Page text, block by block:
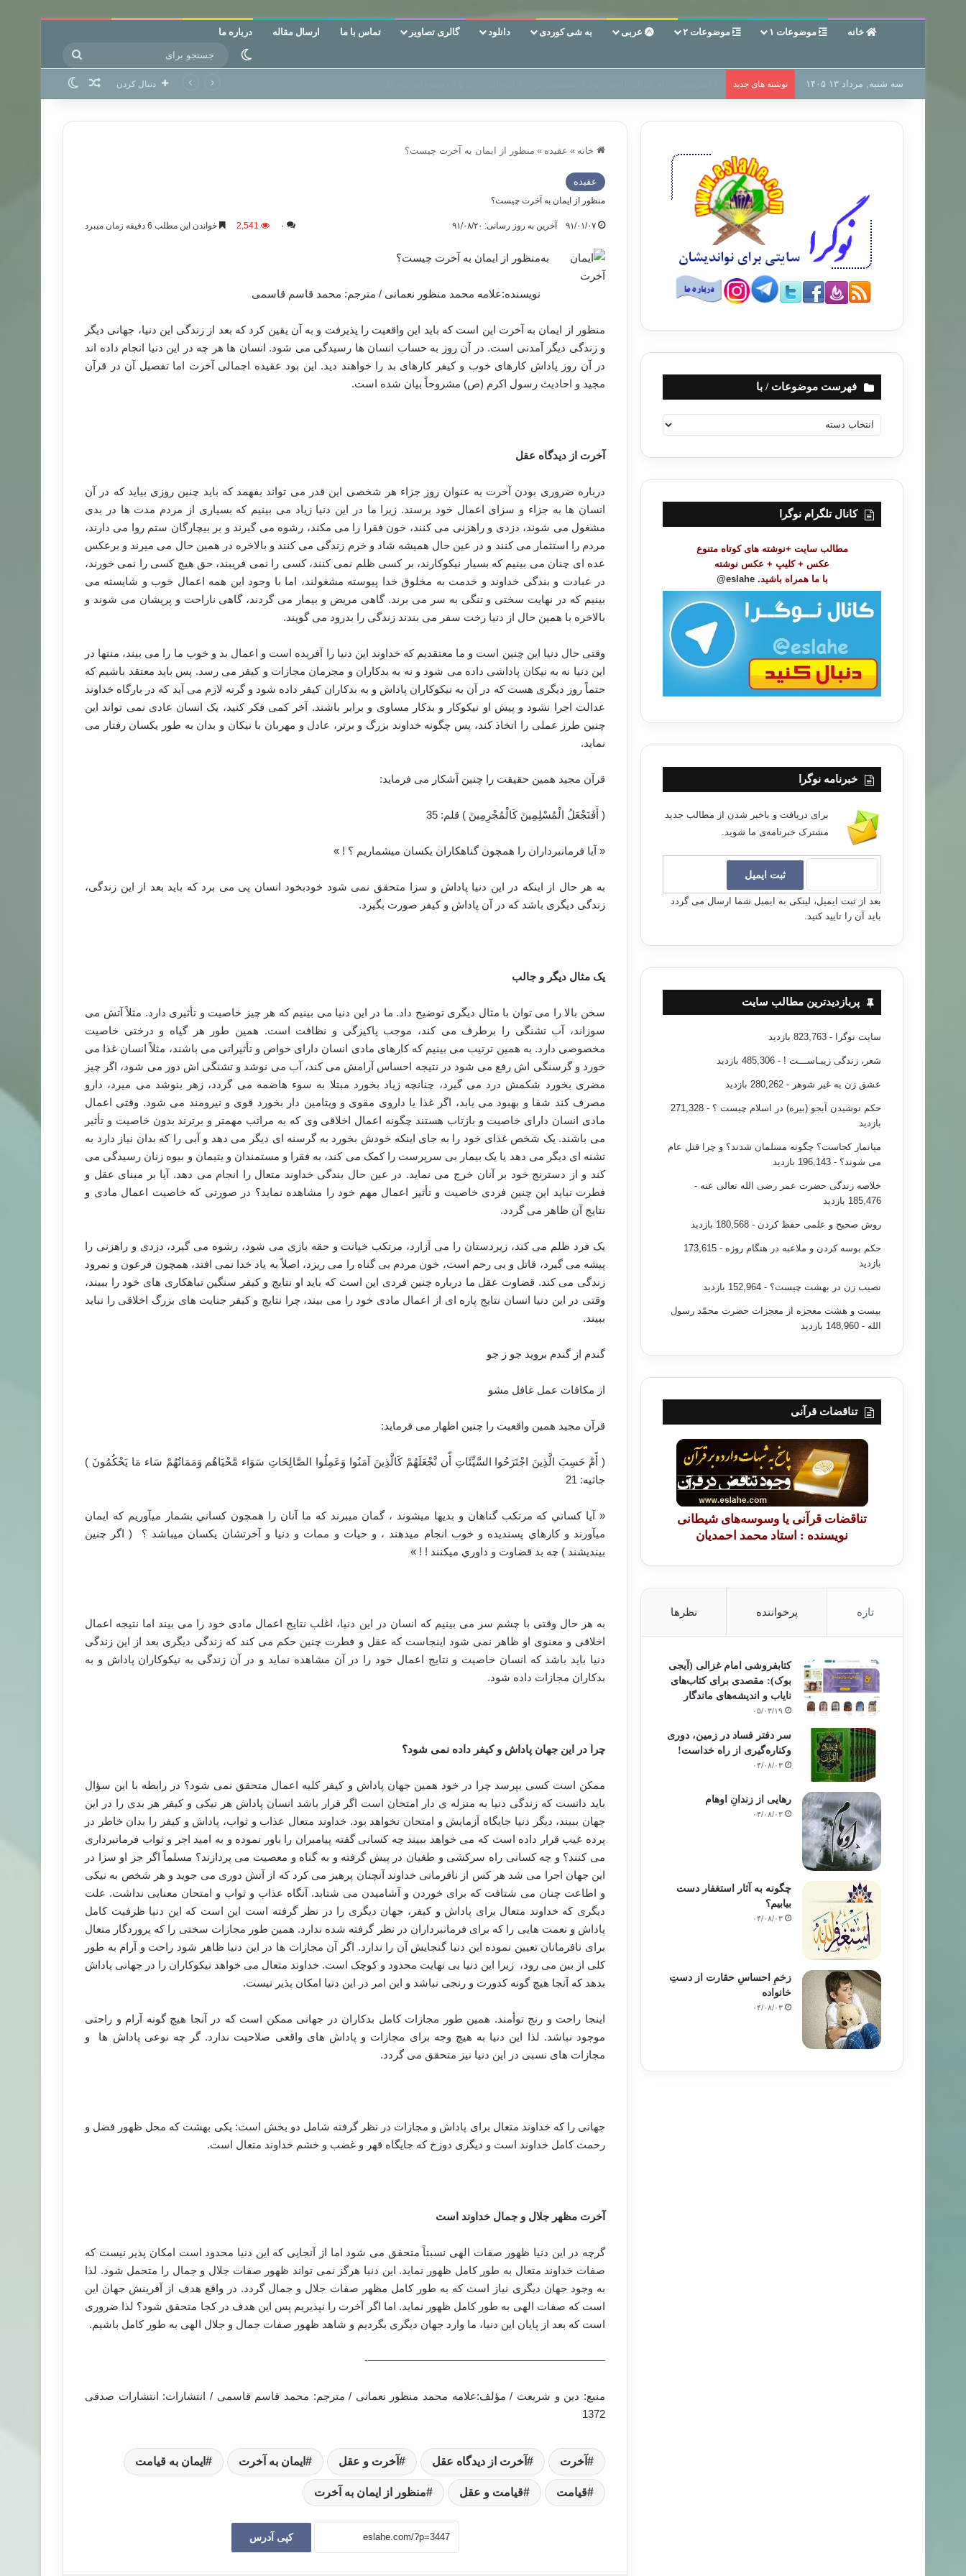
خانه موضوعات ۱ موضوعات ۲ عربی به شی کوردی دانلود گالری تصاویر تماس با ما ارسال مقاله درباره ما
تغییر پوسته
برای سه شنبه, مرداد ۱۳ ۱۴۰۵ نوشته های جدید دنبال کردن نوشته تصادفی
خانه » عقیده » منظور از ایمان به آخرت چیست؟
عقیده
منظور از ایمان به آخرت چیست؟
۹۱/۰۱/۰۷ آخرین به روز رسانی: ۹۱/۰۸/۲۰ ۰ 2,541 خواندن این مطلب 6 دقیقه زمان میبرد
منظور از ایمان به آخرت چیست؟
نویسنده:علامه محمد منظور نعمانی / مترجم: محمد قاسم قاسمی
منظور از ایمان به آخرت این است که باید این واقعیت را پذیرفت و به آن یقین کرد که بعد از زندگی این دنیا، جهانی دیگر
و زندگی دیگر آمدنی است. در آن روز به حساب انسان ها رسیدگی می شود. انسان ها هر چه در این دنیا انجام داده اند
در آن روز پاداش کارهای خوب و کیفر کارهای بد را خواهند دید. این بود عقیده اجمالی آخرت اما تفصیل آن در قرآن
مجید و احادیث رسول اکرم (ص) مشروحاً بیان شده است.
آخرت از دیدگاه عقل
درباره ضروری بودن آخرت به عنوان روز جزاء هر شخصی این قدر می تواند بفهمد که باید چنین روزی بیاید که در آن
انسان ها به جزاء و سزای اعمال خود برسند. زیرا ما در این دنیا زیاد می بینیم که بسیاری از مردم مدت ها در بدی
مشغول می شوند، دزدی و راهزنی می کنند، خون فقرا را می مکند، رشوه می گیرند و بر بیچارگان ستم روا می دارند،
مردم را استثمار می کنند و در عین حال همیشه شاد و خرم زندگی می کنند و بالاخره در همین حال می میرند و برعکس
عده ای چنان می بینیم که بسیار نیکوکارند، بر کسی ظلم نمی کنند، کسی را نمی فریبند، حق هیچ کسی را نمی خورند،
در عبادت و بندگی خداوند و خدمت به مخلوق خدا پیوسته مشغولند، اما با وجود این همه اعمال خوب و شایسته می
بینیم که در نهایت سختی و تنگی به سر می برند. گاهی مریض و بیمار می گردند، گاهی ناراحت و پریشان می شوند و
بالاخره با همین حال از دنیا رخت سفر می بندند زندگی را بدرود می گویند.
وقتی حال دنیا این چنین است و ما معتقدیم که خداوند این دنیا را آفریده است و اعمال بد و خوب ما را می بیند، منتها در
این دنیا نه به نیکان پاداشی داده می شود و نه به بدکاران و مجرمان مجازات و کیفر می رسد. پس باید معتقد باشیم که
حتماً روز دیگری هست که در آن به نیکوکاران پاداش و به بدکاران کیفر داده شود و گرنه لازم می آید که در بارگاه خداوند
عدالت اجرا نشود و پیش او نیکوکار و بدکار مساوی و برابر باشند. آخر کمی فکر کنید، یک انسان عادی نمی تواند این
چنین طرز عملی را اتخاذ کند، پس چگونه خداوند بزرگ و برتر، عادل و مهربان با نیکان و بدان به طور یکسان رفتار می
نماید.
قرآن مجید همین حقیقت را چنین آشکار می فرماید:
(‏ أَفَنَجْعَلُ الْمُسْلِمِينَ كَالْمُجْرِمِينَ ‏) قلم: 35
«‏ آيا فرمانبرداران را همچون گناهكاران يكسان ميشماريم ؟ ! ‏»
به هر حال از اینکه در این دنیا پاداش و سزا متحقق نمی شود خودبخود انسان پی می برد که باید بعد از این زندگی،
زندگی دیگری باشد که در آن پاداش و کیفر صورت بگیرد.
یک مثال دیگر و جالب
سخن بالا را می توان با مثال دیگری توضیح داد. ما در این دنیا می بینیم که هر چیز خاصیت و تأثیری دارد. مثلاً آتش می
سوزاند، آب تشنگی را برطرف می کند، موجب پاکیزگی و نظافت است. همین طور هر گیاه و درختی خاصیت
مخصوصی دارد. به همین ترتیب می بینیم که کارهای مادی انسان دارای خواص و تأثیراتی می باشند، مثلاً انسان غذا می
خورد و گرسنگی اش رفع می شود در نتیجه احساس آرامش می کند، آب می نوشد و تشنگی اش دور می شود، اگر چیز
مضری بخورد شکمش درد می گیرد، چنانچه زیاد بخورد مبتلا به سوء هاضمه می گردد، زهر بنوشد می میرد، دارو
مصرف کند شفا و بهبود می یابد، اگر غذا یا داروی مقوی و ویتامین دار بخورد قوی و نیرومند می شود. وقتی اعمال
مادی انسان دارای خاصیت و بازتاب هستند چگونه اعمال اخلاقی وی که به مراتب مهمتر و برترند بدون خاصیت و تأثیر
می باشند. یک شخص غذای خود را به جای اینکه خودش بخورد به گرسنه ای دیگر می دهد و آبی را که بدان نیاز دارد به
تشنه ای دیگر می دهد یا یک بیمار بی سرپرست را کمک می کند، به فقرا و مستمندان و یتیمان و بیوه زنان رسیدگی می
کند و از دسترنج خود بر آنان خرج می نماید. در عین حال بندگی خداوند متعال را انجام می دهد. آیا بر مبنای عقل و
فطرت نباید این چنین فردی خاصیت و تأثیر اعمال مهم خود را مشاهده نماید؟ در صورتی که خاصیت اعمال مادی و
نتایج آن ظاهر می گردد.
یک فرد ظلم می کند، زیردستان را می آزارد، مرتکب خیانت و حقه بازی می شود، رشوه می گیرد، دزدی و راهزنی را
پیشه می گیرد، قاتل و بی رحم است، خون مردم بی گناه را می ریزد، اصلاً به یاد خدا نمی افتد، همچون فرعون و نمرود
زندگی می کند. قضاوت عقل ما درباره چنین فردی این است که باید او نتایج و کیفر سنگین تباهکاری های خود را ببیند،
وقتی در این دنیا انسان نتایج پاره ای از اعمال مادی خود را می بیند، چرا نتایج و کیفر جنایت های بزرگ اخلاقی را نباید
ببیند.
گندم از گندم بروید جو ز جو
از مکافات عمل غافل مشو
قرآن مجید همین واقعیت را چنین اظهار می فرماید:
(‏ أًمْ حَسِبَ الَّذِينَ اجْتَرَحُوا السَّيِّئَاتِ أّن نَّجْعَلَهُمْ كَالَّذِينَ آمَنُوا وَعَمِلُوا الصَّالِحَاتِ سَوَاء مَّحْيَاهُم وَمَمَاتُهُمْ سَاء مَا يَحْكُمُونَ ‏)
جاثیه: 21
«‏ آيا كساني كه مرتكب گناهان و بديها ميشوند ، گمان ميبرند كه ما آنان را همچون كساني بشمار ميآوريم كه ايمان
ميآورند و كارهاي پسنديده و خوب انجام ميدهند ، و حيات و ممات و دنيا و آخرتشان يكسان ميباشد ؟ ( اگر چنين
بينديشند ) چه بد قضاوت و داوري ميكنند ! ! ‏»
به هر حال وقتی با چشم سر می بینیم که انسان در این دنیا، اغلب نتایج اعمال مادی خود را می بیند اما نتیجه اعمال
اخلاقی و معنوی او ظاهر نمی شود اینجاست که عقل و فطرت چنین حکم می کند که زندگی دیگری بعد از این زندگی
دنیا باید باشد که انسان خاصیت و نتایج اعمال خود را در آن مشاهده نماید و در آن زندگی به نیکوکاران پاداش و به
بدکاران مجازات داده شود.
چرا در این جهان پاداش و کیفر داده نمی شود؟
ممکن است کسی بپرسد چرا در خود همین جهان پاداش و کیفر کلیه اعمال متحقق نمی شود؟ در رابطه با این سؤال
باید دانست که زندگی دنیا به منزله ی دار امتحان است اگر قرار باشد انسان پاداش هر نیکی و کیفر هر بدی را در این
جهان ببیند، دیگر دنیا جایگاه آزمایش و امتحان نخواهد بود. خداوند متعال عذاب و ثواب، پاداش و کیفر را بدان خاطر در
پرده غیب قرار داده است که می خواهد ببیند چه کسانی گفته پیامبران را باور نموده و به امید اجر و ثواب فرمانبرداری
می کنند؟ و چه کسانی راه سرکشی و طغیان در پیش گرفته و به گناه و معصیت می پردازند؟ مسلماً اگر جز او سزا در
این جهان اجرا می شد هر کس از نافرمانی خداوند آنچنان پرهیز می کرد که از آتش دوری می جوید و هر شخص به نیکی
و اطاعت چنان می شتافت که برای خوردن و آشامیدن می شتابد. آنگاه عذاب و ثواب و امتحان معنایی نداشت. علت
دیگری که خداوند متعال برای پاداش و کیفر، جهان دیگری را در نظر گرفته است این است که این دنیا ظرفیت کامل
پاداش و نعمت هایی را که برای فرمانبرداران در نظر گرفته شده ندارد. همین طور مجازات سختی را که پروردگار متعال
برای نافرمانان تعیین نموده این دنیا گنجایش آن را ندارد. اگر آن مجازات ها در این دنیا ظاهر شود راحت و آرام به طور
کلی از بین می رود، زیرا این دنیا بی نهایت محدود و کوچک است. خداوند متعال می خواهد نیکوکاران را در جهانی پاداش
بدهد که آنجا هیچ گونه کدورت و رنجی نباشد و این امر در این دنیا امکان پذیر نیست.
اینجا راحت و رنج توأمند. همین طور مجازات کامل بدکاران در جهانی ممکن است که در آنجا هیچ گونه آرام و راحتی
موجود نباشد. لذا این دنیا به هیچ وجه برای مجازات و پاداش های واقعی صلاحیت ندارد. گر چه نوعی پاداش ها و
مجازات های نسبی در این دنیا نیز متحقق می گردد.
جهانی را که خداوند متعال برای پاداش و مجازات در نظر گرفته شامل دو بخش است: یکی بهشت که محل ظهور فضل و
رحمت کامل خداوند است و دیگری دوزخ که جایگاه قهر و غضب و خشم خداوند متعال است.
آخرت مظهر جلال و جمال خداوند است
گرچه در این دنیا ظهور صفات الهی نسبتاً متحقق می شود اما از آنجایی که این دنیا محدود است امکان پذیر نیست که
صفات خداوند متعال به طور کامل ظهور نماید. این دنیا هرگز نمی تواند ظهور صفات جلال و جمال را متحمل شود. لذا
به وجود جهان دیگری نیاز است که به طور کامل مظهر صفات جلال و جمال گردد. در واقع هدف از آفرینش جهان این
است که صفات الهی به طور کامل ظهور نماید. اما اگر آخرت را نپذیریم پس این هدف در کجا متحقق شود؟ لذا ضروری
است که بعد از پایان این دنیا، ما وارد جهان دیگری بگردیم و شاهد ظهور صفات جمال و جلال الهی به طور کامل باشیم.
——————————————————————-
منبع: دین و شریعت / مؤلف:علامه محمد منظور نعمانی / مترجم: محمد قاسم قاسمی / انتشارات: انتشارات صدقی
1372
آخرت آخرت از دیدگاه عقل آخرت و عقل ایمان به آخرت ایمان به قیامت
قیامت قیامت و عقل منظور از ایمان به آخرت
کپی آدرس
فهرست موضوعات / با
ه
ت
ض
کانال تلگرام نوگرا
مطالب سایت +نوشته های کوتاه متنوع
عکس + کلیپ + عکس نوشته
با ما همراه باشید. eslahe@
خبرنامه نوگرا
برای دریافت و باخبر شدن از مطالب جدید
مشترک خبرنامه‌ی ما شوید.
بعد از ثبت ایمیل، لینکی به ایمیل شما ارسال می گردد
باید آن را تایید کنید.
پربازدیدترین مطالب سایت
سایت نوگرا - 823,763 بازدید
شعر، زندگی زیبـاســـت ! - 485,306 بازدید
عشق زن به غیر شوهر - 280,262 بازدید
حکم نوشیدن آبجو (بیره) در اسلام چیست ؟
- 271,328
بازدید
میانمار کجاست؟ چگونه مسلمان شدند؟ و چرا قتل عام
می شوند؟ - 196,143 بازدید
خلاصه زندگی حضرت عمر رضی الله تعالی عنه -
185,476 بازدید
روش صحیح و علمی حفظ کردن - 180,568 بازدید
حکم بوسه کردن و ملاعبه در هنگام روزه
- 173,615
بازدید
نصیب زن در بهشت چیست؟ - 152,964 بازدید
بیست و هشت معجزه از معجزات حضرت محمّد رسول
الله - 148,960 بازدید
تناقضات قرآنی
تناقضات قرآنی یا وسوسه‌های شیطانی
نویسنده : استاد محمد احمدیان
تازه پرخواننده نظرها
کتابفروشی امام غزالی (آیجی
بوک): مقصدی برای کتاب‌های
نایاب و اندیشه‌های ماندگار
۰۵/۰۳/۱۹
سر دفتر فساد در زمین‌، دوری
وکناره‌گیری از راه خداست‌!
۰۴/۰۸/۰۳
رهایی از زندانِ اوهام
۰۴/۰۸/۰۳
چگونه به آثار استغفار دست
بیابیم؟
۰۴/۰۸/۰۳
زخمِ احساسِ حقارت از دستِ
خانواده
۰۴/۰۸/۰۳